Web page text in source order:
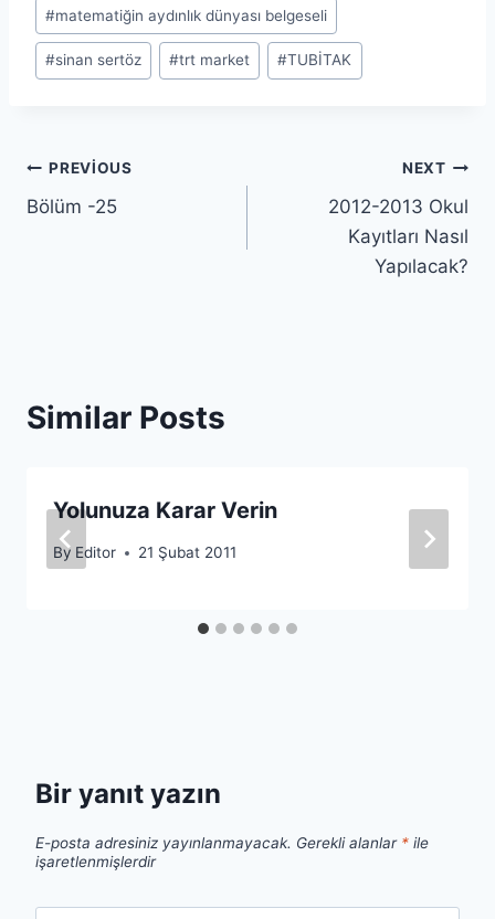
Tags:
#matematiğin aydınlık dünyası belgeseli
#sinan sertöz #trt market #TUBİTAK
Yazı
gezinmesi
PREVIOUS
Bölüm -25
NEXT
2012-2013 Okul
Kayıtları Nasıl
Yapılacak?
Similar Posts
Yolunuza Karar Verin
By Editor 21 Şubat 2011
Bir yanıt yazın
E-posta adresiniz yayınlanmayacak. Gerekli alanlar * ile
işaretlenmişlerdir